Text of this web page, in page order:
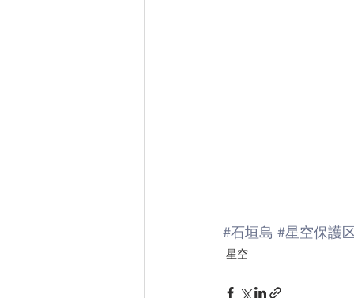
#石垣島 #星空保護
星空